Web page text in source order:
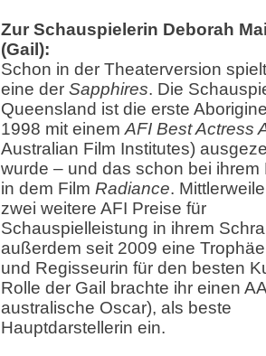
Zur Schauspielerin Deborah
(Gail):
Schon in der Theaterversion
eine der Sapphires. Die
Queensland ist die erste
1998 mit einem AFI Best Actress
Australian Film Institutes)
wurde – und das schon bei ihrem
in dem Film Radiance.
zwei weitere AFI Preise für
Schauspielleistung in ihrem
außerdem seit 2009 eine
und Regisseurin für den besten
Rolle der Gail brachte ihr einen
australische Oscar), als beste
Hauptdarstellerin ein.